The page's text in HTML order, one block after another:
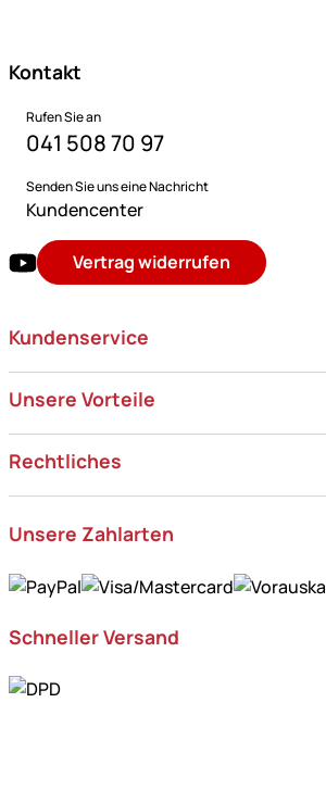
Kontakt
Rufen Sie an
041 508 70 97
Senden Sie uns eine Nachricht
Kundencenter
Vertrag widerrufen
Kundenservice
Unsere Vorteile
Rechtliches
Unsere Zahlarten
Schneller Versand